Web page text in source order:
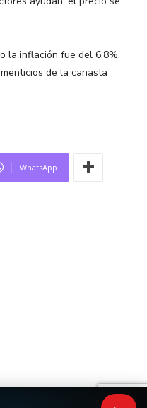
la inflación fue del 6,8%,
de la canasta
WhatsApp